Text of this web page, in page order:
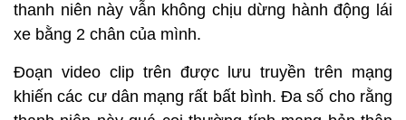
thanh niên này vẫn không chịu dừng hành động lái
xe bằng 2 chân của mình.
Đoạn video clip trên được lưu truyền trên mạng
khiến các cư dân mạng rất bất bình. Đa số cho rằng